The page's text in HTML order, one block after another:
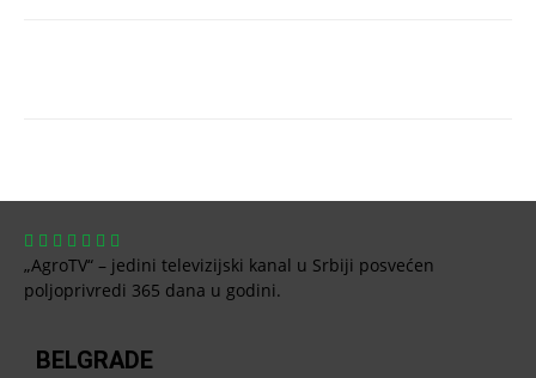
„AgroTV“ – jedini televizijski kanal u Srbiji posvećen
poljoprivredi 365 dana u godini.
BELGRADE